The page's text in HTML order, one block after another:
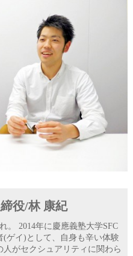
役/林 康紀
。 2014年に慶應義塾大学SFC
ゲイ)として、自身も辛い体験
がセクシュアリティに関わら